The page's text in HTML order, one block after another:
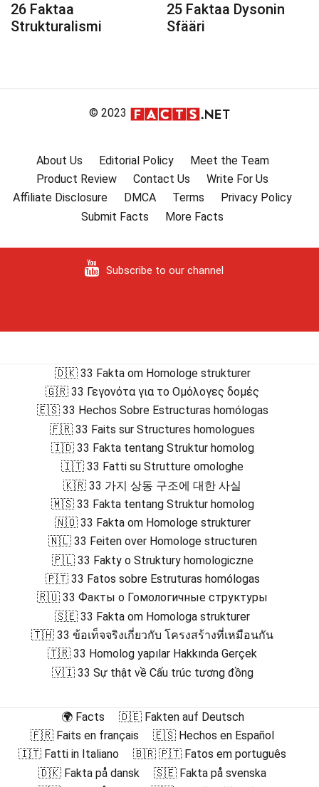
26 Faktaa
Strukturalismi
25 Faktaa Dysonin
Sfääri
© 2023
About Us Editorial Policy
Meet the Team
Product Review
Contact Us
Write For Us
Affiliate Disclosure
DMCA Terms
Privacy Policy
Submit Facts
More Facts
Subscribe to our channel
🇩🇰 33 Fakta om Homologe strukturer
🇬🇷 33 Γεγονότα για το Ομόλογες δομές
🇪🇸 33 Hechos Sobre Estructuras homólogas
🇫🇷 33 Faits sur Structures homologues
🇮🇩 33 Fakta tentang Struktur homolog
🇮🇹 33 Fatti su Strutture omologhe
🇰🇷 33 가지 상동 구조에 대한 사실
🇲🇸 33 Fakta tentang Struktur homolog
🇳🇴 33 Fakta om Homologe strukturer
🇳🇱 33 Feiten over Homologe structuren
🇵🇱 33 Fakty o Struktury homologiczne
🇵🇹 33 Fatos sobre Estruturas homólogas
🇷🇺 33 Факты о Гомологичные структуры
🇸🇪 33 Fakta om Homologa strukturer
🇹🇭 33 ข้อเท็จจริงเกี่ยวกับ โครงสร้างที่เหมือนกัน
🇹🇷 33 Homolog yapılar Hakkında Gerçek
🇻🇮 33 Sự thật về Cấu trúc tương đồng
🌍 Facts
🇩🇪 Fakten auf Deutsch
🇫🇷 Faits en français
🇪🇸 Hechos en Español
🇮🇹 Fatti in Italiano
🇧🇷 🇵🇹 Fatos em português
🇩🇰 Fakta på dansk
🇸🇪 Fakta på svenska